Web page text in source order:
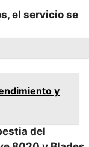
el servicio se
y
del